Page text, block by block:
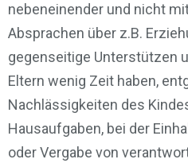
nebeneinender und nicht
Absprachen über z.B.
gegenseitige Unterstützen
Eltern wenig Zeit haben,
Nachlässigkeiten des
Hausaufgaben, bei der
oder Vergabe von